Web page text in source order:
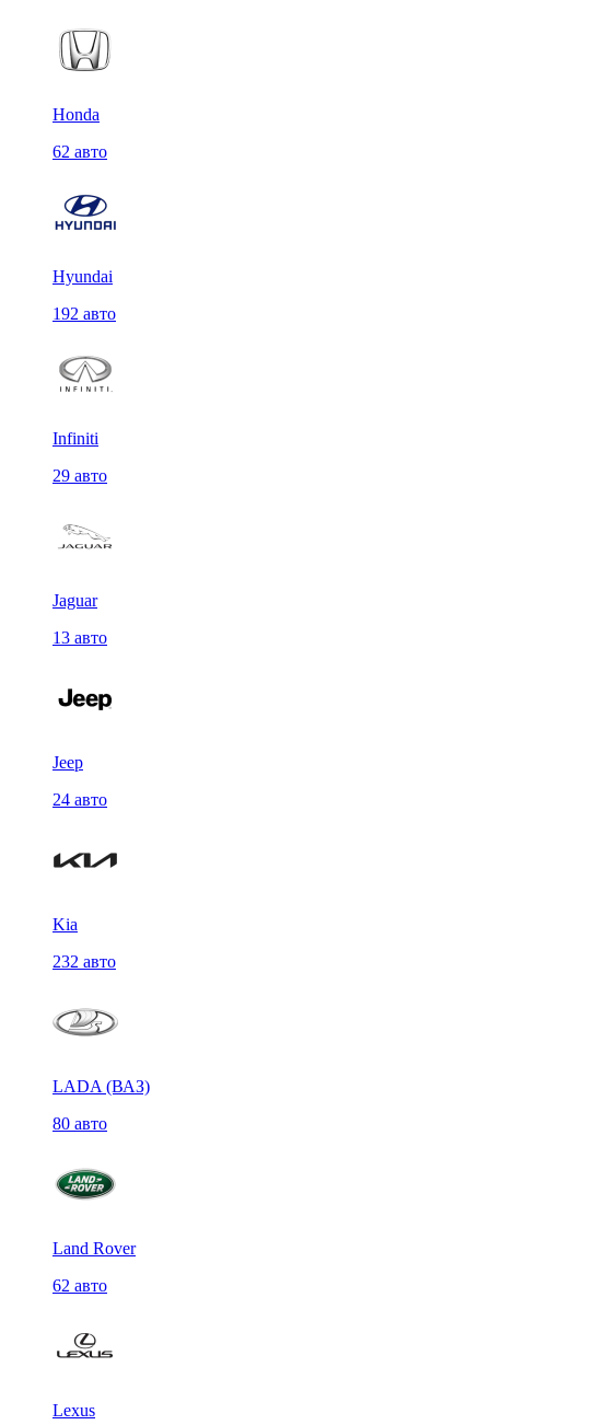
Honda
62 авто
Hyundai
192 авто
Infiniti
29 авто
Jaguar
13 авто
Jeep
24 авто
Kia
232 авто
LADA (ВАЗ)
80 авто
Land Rover
62 авто
Lexus